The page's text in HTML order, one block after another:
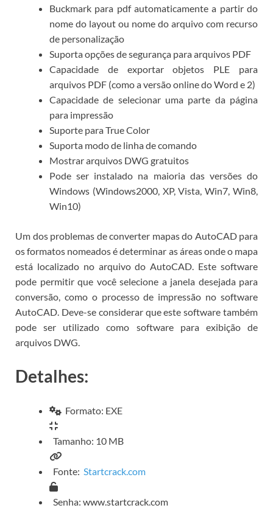
Buckmark para pdf automaticamente a partir do
nome do layout ou nome do arquivo com recurso
de personalização
Suporta opções de segurança para arquivos PDF
Capacidade de exportar objetos PLE para
arquivos PDF (como a versão online do Word e 2)
Capacidade de selecionar uma parte da página
para impressão
Suporte para True Color
Suporta modo de linha de comando
Mostrar arquivos DWG gratuitos
Pode ser instalado na maioria das versões do
Windows (Windows2000, XP, Vista, Win7, Win8,
Win10)
Um dos problemas de converter mapas do AutoCAD para
os formatos nomeados é determinar as áreas onde o mapa
está localizado no arquivo do AutoCAD. Este software
pode permitir que você selecione a janela desejada para
conversão, como o processo de impressão no software
AutoCAD. Deve-se considerar que este software também
pode ser utilizado como software para exibição de
arquivos DWG.
Detalhes:
Formato: EXE
Tamanho: 10 MB
Fonte: Startcrack.com
Senha: www.startcrack.com